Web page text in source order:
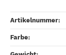
Artikelnummer:
Farbe‍: